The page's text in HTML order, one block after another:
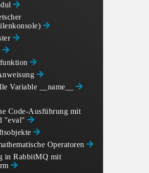
Variable __name__
Code-Ausführung mit
"eval"
Operatoren
in RabbitMQ mit